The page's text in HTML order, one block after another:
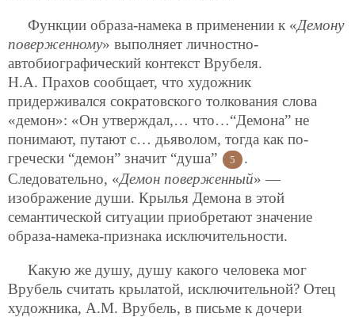
Функции образа-намека в применении к «Демону
поверженному» выполняет личностно-
автобиографический контекст Врубеля.
Н.А. Прахов сообщает, что художник
придерживался сократовского толкования слова
«демон»: «Он утверждал,… что…“Демона” не
понимают, путают с… дьяволом, тогда как по-
гречески “демон” значит “душа”
5
.
Следовательно, «Демон поверженный» —
изображение души. Крылья Демона в этой
семантической ситуации приобретают значение
образа-намека-признака исключительности.
Какую же душу, душу какого человека мог
Врубель считать крылатой, исключительной? Отец
художника, А.М. Врубель, в письме к дочери